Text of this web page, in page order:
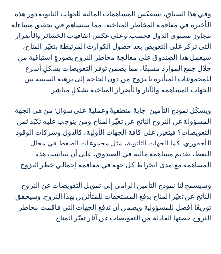
وفي هذا السياق، ستعكس المساهمات المالية للجهات الثانوية دور هذه
الأخيرة في مفاقمة المخاطر المناخية، مما سيساهم في تحقيق مساءلة
تتجاوز مستوى الدول فحسب. وعلى عكس اتفاقيات الخسائر والأضرار
التي تركز على التعويض بعد حصول الكوارث المرتبطة بتغيّر المناخ،
سيعمل هذا الصندوق على معالجة مخاطر النزوح بصورةٍ استباقية من
خلال جمع الموارد مسبقًا، مما يضمن توفر التعويضات بشكلٍ أسرع
للمجموعات المتأثرة بالنزوح من دون الحاجة إلى برهنة السببية بين
الجهات المساهمة والآثار والأضرار المناخية بشكلٍ مباشر.
ويشكّل نموذج التأمين إجابةً منطقيةً وعمليةً على سؤال: من هي الجهة
المسؤولة عن النزوح الناتج عن تغيّر المناخ ومن يتوجب عليه تكبّد ثمن
التعويضات؟ فيتعين على كافة الجهات الأولية، كالدول وشركات الوقود
الأحفوري، كما الجهات الثانوية، مثل مجموعات الضغط في مجال
النفط، تقديم مساهمة مالية في الصندوق، على أن تتناسب هذه
المساهمة مع مدى انخراط كل جهة في مفاقمة إجمالي خطر النزوح.
وسيسمح لنا نموذج التأمين الرامي إلى تمويل التعويضات عن النزوح
الناتج عن تغيّر المناخ بدفع المستحقات للمتأثرين بهذا النزوح. وسيحقق
توزيعًا أفضل للمسؤولية ويضمن أن تدفع الجهات التي فاقمت مخاطر
النزوح حصتها العادلة من التعويضات عن آثار تغيّر المناخ.